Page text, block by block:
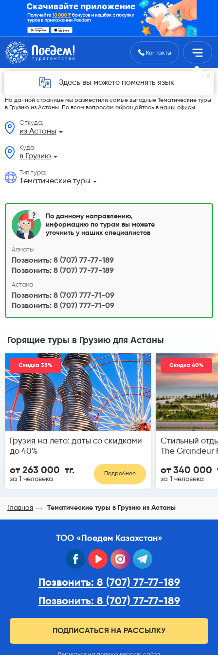
Поиск туровКонтакты
Здесь вы можете поменять язык
Тематические туры в Грузию из Астаны в
2026 году
На данной странице мы разместили самые выгодные Тематические туры
в Грузию из Астаны. По всем вопросам обращайтесь в наши офисы.
Откуда:
из Астаны
Куда:
в Грузию
Тип тура:
Тематические туры
По данному направлению,
информацию по турам вы можете
уточнить у наших специалистов
Алматы
Позвонить: 8 (707) 77-77-189
Позвонить: 8 (707) 77-77-189
Астана
Позвонить: 8 (707) 777-71-09
Позвонить: 8 (707) 777-71-09
Горящие туры в Грузию для Астаны
Скидка 35%
Грузия на лето: даты со скидками
до 40%
от 263 000 тг.
за 1 человека
Подробнее
Скидка 40%
Стильный
The Grandeur
от 340 000
за 1 человека
Главная Тематические туры в Грузию из Астаны
ТОО «Поедем Казахстан»
facebook youtube instagram
Позвонить: 8 (707) 77-77-189
Позвонить: 8 (707) 77-77-189
ПОДПИСАТЬСЯ НА РАССЫЛКУ